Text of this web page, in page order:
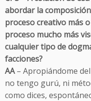
abordar la
proceso creativo más
proceso mucho más
cualquier tipo de
facciones?
AA– Apropiándome
no tengo gurú, ni
como dices,